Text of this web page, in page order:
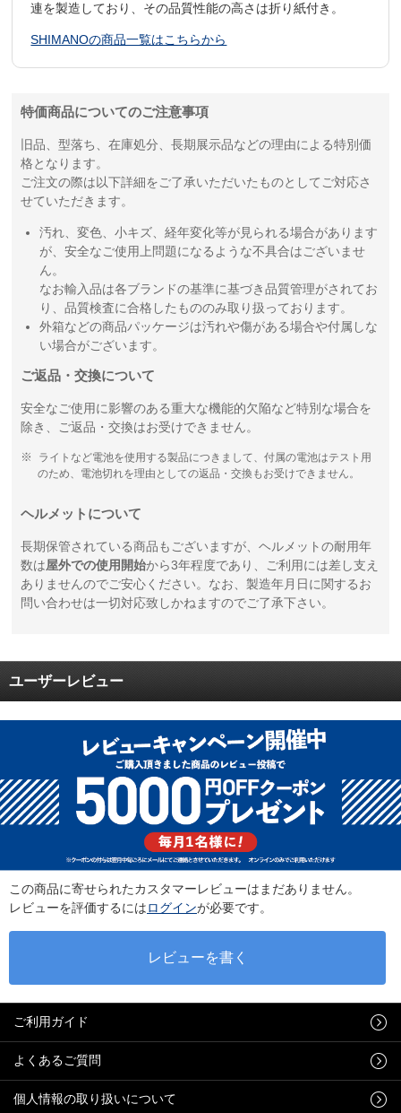
連を製造しており、その品質性能の高さは折り紙付き。
SHIMANOの商品一覧はこちらから
特価商品についてのご注意事項
旧品、型落ち、在庫処分、長期展示品などの理由による特別価
格となります。
ご注文の際は以下詳細をご了承いただいたものとしてご対応さ
せていただきます。
汚れ、変色、小キズ、経年変化等が見られる場合があります
が、安全なご使用上問題になるような不具合はございませ
ん。
なお輸入品は各ブランドの基準に基づき品質管理がされてお
り、品質検査に合格したもののみ取り扱っております。
外箱などの商品パッケージは汚れや傷がある場合や付属しな
い場合がございます。
ご返品・交換について
安全なご使用に影響のある重大な機能的欠陥など特別な場合を
除き、ご返品・交換はお受けできません。
ライトなど電池を使用する製品につきまして、付属の電池はテスト用
のため、電池切れを理由としての返品・交換もお受けできません。
ヘルメットについて
長期保管されている商品もございますが、ヘルメットの耐用年
数は屋外での使用開始から3年程度であり、ご利用には差し支え
ありませんのでご安心ください。なお、製造年月日に関するお
問い合わせは一切対応致しかねますのでご了承下さい。
ユーザーレビュー
この商品に寄せられたカスタマーレビューはまだありません。
レビューを評価するにはログインが必要です。
ご利用ガイド
よくあるご質問
個人情報の取り扱いについて